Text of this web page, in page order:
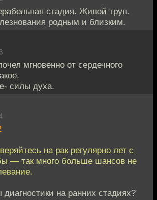
стадия. Живой труп.
родным и близким.
мгновенно от сердечного
силы духа.
на рак регулярно лет с
— так много больше шансов не
диагностики на ранних стадиях?